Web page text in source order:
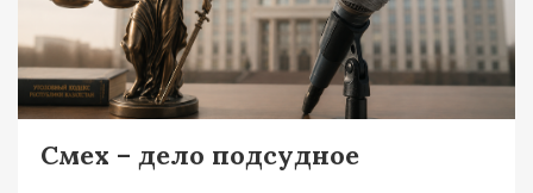
Смех – дело подсудное